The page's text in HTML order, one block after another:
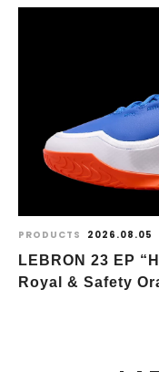
PRODUCTS 2026.08.05
LEBRON 23 EP
Royal & Safety